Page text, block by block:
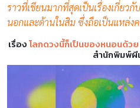
ราวที่เขียนมากที่สุดเป็นเรื่องเกี่ย
นอกและด้านในสิม ซึ่งถือเป็นแหล่
เรื่องโลกดวงนี้ก็เป็นของหนอนด้วย
สำนักพิมพ์ผี